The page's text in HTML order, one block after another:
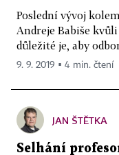
Poslední vývoj
Andreje Babiše
důležité je, aby
9. 9. 2019 ▪ 4 min. čtení
JAN ŠTĚTKA
Selhání